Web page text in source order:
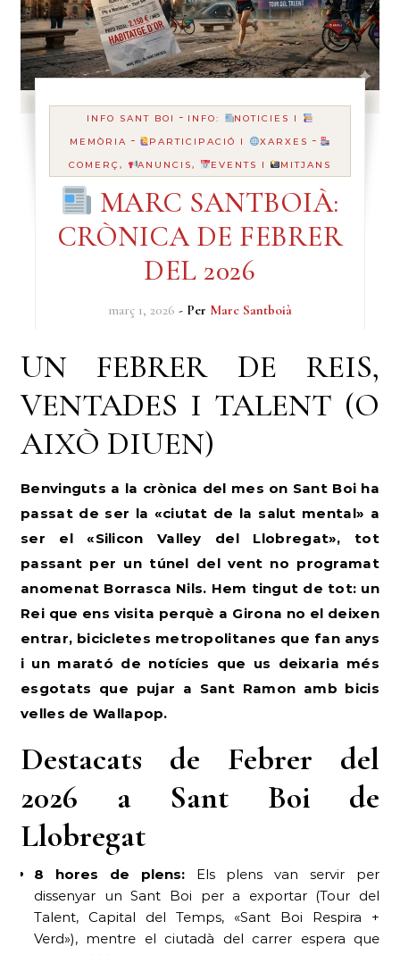
INFO SANT BOI - INFO:
NOTICIES I
MEMÒRIA - PARTICIPACIÓ I XARXES -
COMERÇ, ANUNCIS, EVENTS I MITJANS
MARC SANTBOIÀ:
CRÒNICA DE FEBRER
DEL 2026
març 1, 2026 - Per Marc Santboià
UN FEBRER DE REIS,
VENTADES I TALENT (O
AIXÒ DIUEN)
Benvinguts a la crònica del mes on Sant Boi ha
passat de ser la «ciutat de la salut mental» a
ser el «Silicon Valley del Llobregat», tot
passant per un túnel del vent no programat
anomenat Borrasca Nils. Hem tingut de tot: un
Rei que ens visita perquè a Girona no el deixen
entrar, bicicletes metropolitanes que fan anys
i un marató de notícies que us deixaria més
esgotats que pujar a Sant Ramon amb bicis
velles de Wallapop.
Destacats de Febrer del
2026 a Sant Boi de
Llobregat
8 hores de plens: Els plens van servir per
dissenyar un Sant Boi per a exportar (Tour del
Talent, Capital del Temps, «Sant Boi Respira +
Verd»), mentre el ciutadà del carrer espera que